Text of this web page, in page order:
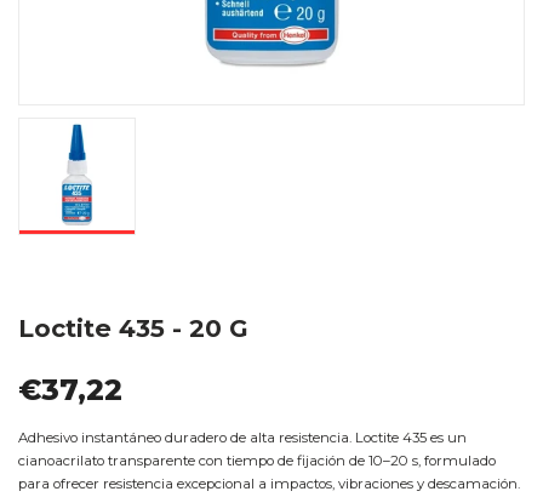
Loctite 435 - 20 G
€37,22
Adhesivo instantáneo duradero de alta resistencia. Loctite 435 es un
cianoacrilato transparente con tiempo de fijación de 10–20 s, formulado
para ofrecer resistencia excepcional a impactos, vibraciones y descamación.